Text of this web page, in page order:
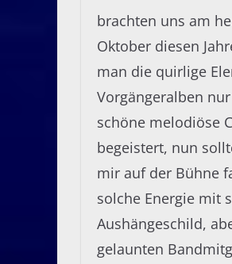
brachten uns am
Oktober diesen
man die quirlige
Vorgängeralben
schöne melodiöse
begeistert, nun
mir auf der Bühne
solche Energie mit
Aushängeschild,
gelaunten